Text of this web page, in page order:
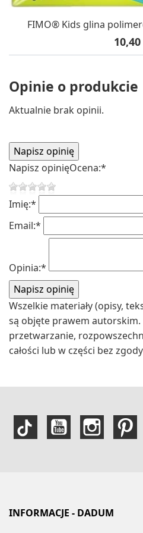
FIMO® Kids glina
Cena
10,40
Opinie o produkcie
Aktualnie brak opinii.
Napisz opinięOcena:*
Imię:*
Email:*
Opinia:*
Wszelkie materiały (opisy,
są objęte prawem autorskim.
przetwarzanie,
całości lub w części bez
INFORMACJE - DADUM